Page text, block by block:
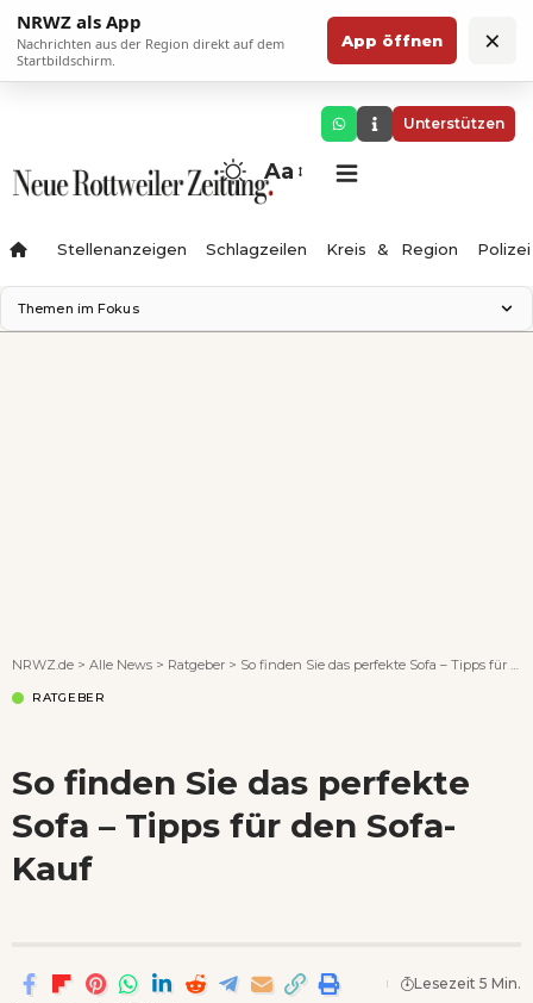
NRWZ als App
Nachrichten aus der Region direkt auf dem
Startbildschirm.
App öffnen ×
Unterstützen
Aa
Stellenanzeigen Schlagzeilen Kreis & Region Polizei
Themen im Fokus
NRWZ.de > Alle News > Ratgeber > So finden Sie das perfekte Sofa – Tipps für den Sofa-Kauf
RATGEBER
So finden Sie das perfekte
Sofa – Tipps für den Sofa-
Kauf
Lesezeit 5 Min.